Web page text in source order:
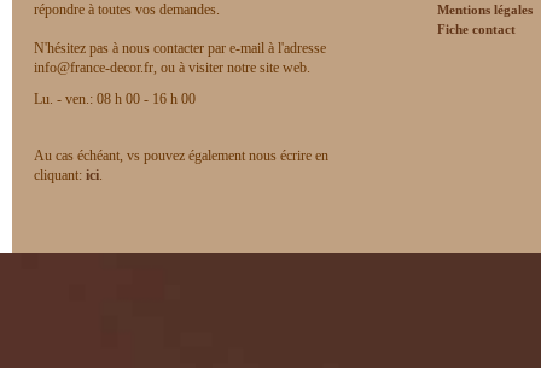
répondre à toutes vos demandes.
N'hésitez pas à nous contacter par e-mail à l'adresse
info@france-decor.fr, ou à visiter notre site web.
Lu. - ven.: 08 h 00 - 16 h 00
Au cas échéant, vs pouvez également nous écrire en
cliquant: ici.
Mentions légales
Fiche contact